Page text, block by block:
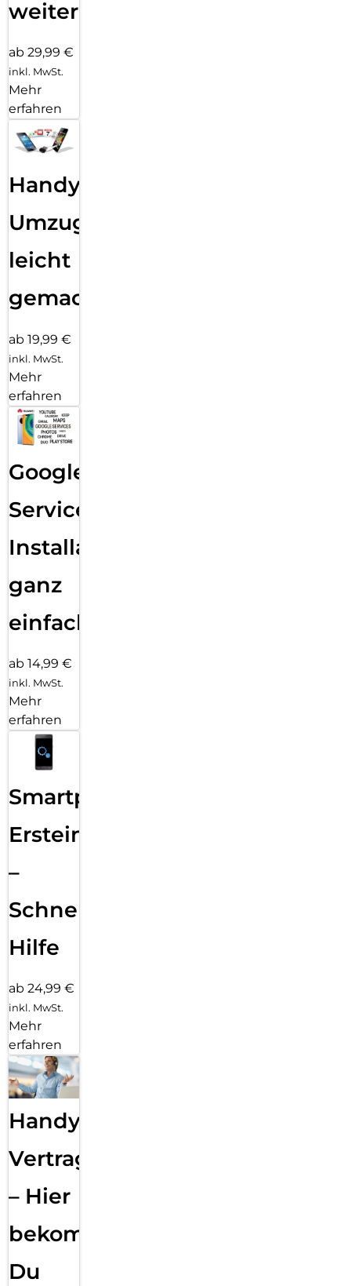
weiter
ab 29,99 €
inkl. MwSt.
Mehr
erfahren
Handy
Umzug
leicht
gemacht!
ab 19,99 €
inkl. MwSt.
Mehr
erfahren
Google
Services
Installation
ganz
einfach
ab 14,99 €
inkl. MwSt.
Mehr
erfahren
Smartphone
Ersteinrichtung
–
Schnelle
Hilfe
ab 24,99 €
inkl. MwSt.
Mehr
erfahren
Handy
Vertragsabwicklung
– Hier
bekommst
Du